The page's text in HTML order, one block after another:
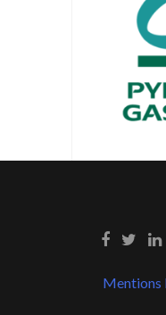
Mentions